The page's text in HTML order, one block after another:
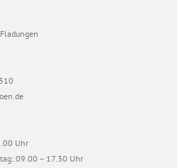
Uhr
09.00 – 17.30 Uhr